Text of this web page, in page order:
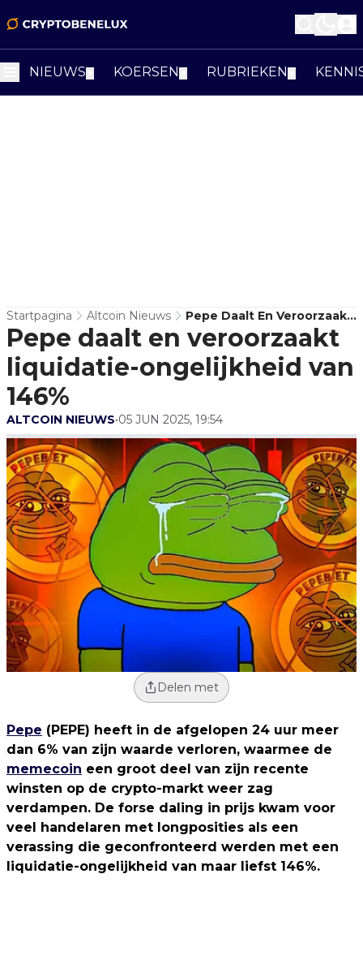
NIEUWS KOERSEN RUBRIEKEN
Startpagina Altcoin Nieuws
Pepe Daalt En Veroorzaakt
Liquidatie-Ongelijkheid
Van 146%
Pepe daalt en veroorzaakt
liquidatie-ongelijkheid van
146%
ALTCOIN NIEUWS•05 JUN 2025, 19:54
Delen met
Pepe (PEPE) heeft in de afgelopen 24 uur meer
dan 6% van zijn waarde verloren, waarmee de
memecoin een groot deel van zijn recente
winsten op de crypto-markt weer zag
verdampen. De forse daling in prijs kwam voor
veel handelaren met longposities als een
verassing die geconfronteerd werden met een
liquidatie-ongelijkheid van maar liefst 146%.